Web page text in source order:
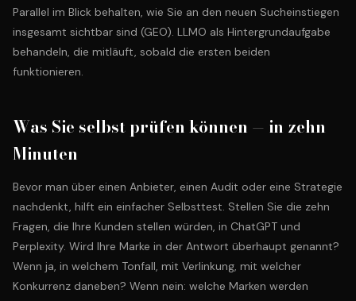
Parallel im Blick behalten, wie Sie an den neuen Sucheinstiegen
insgesamt sichtbar sind (GEO). LLMO als Hintergrundaufgabe
behandeln, die mitläuft, sobald die ersten beiden
funktionieren.
Was Sie selbst prüfen können — in zehn
Minuten
Bevor man über einen Anbieter, einen Audit oder eine Strategie
nachdenkt, hilft ein einfacher Selbsttest. Stellen Sie die zehn
Fragen, die Ihre Kunden stellen würden, in ChatGPT und
Perplexity. Wird Ihre Marke in der Antwort überhaupt genannt?
Wenn ja, in welchem Tonfall, mit Verlinkung, mit welcher
Konkurrenz daneben? Wenn nein: welche Marken werden